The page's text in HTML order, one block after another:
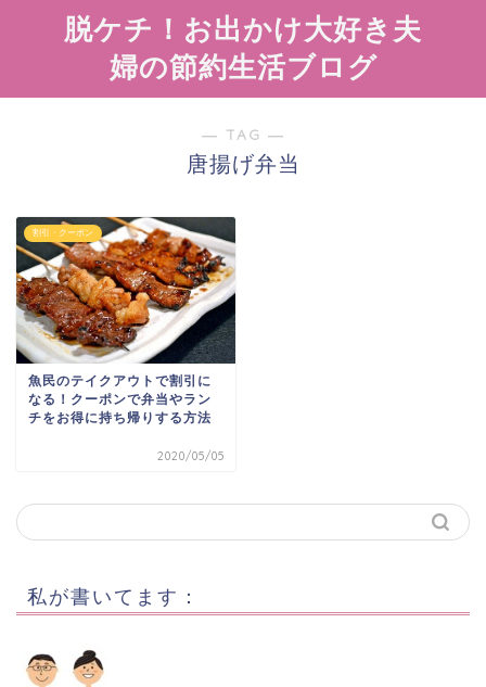
脱ケチ！お出かけ大好き夫
婦の節約生活ブログ
― TAG ―
唐揚げ弁当
割引・クーポン
魚民のテイクアウトで割引に
なる！クーポンで弁当やラン
チをお得に持ち帰りする方法
2020/05/05
私が書いてます：